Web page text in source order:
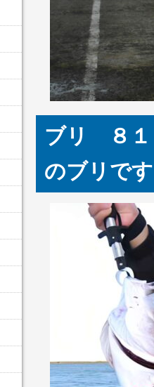
ブリ ８
のブリで